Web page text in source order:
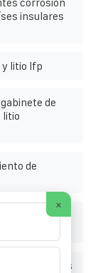
insulares
y litio lfp
de
litio
de
de
productos
×